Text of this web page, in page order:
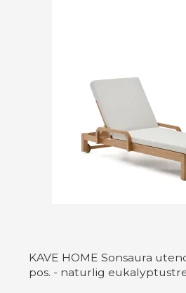
KAVE HOME Sonsaura
pos. - naturlig